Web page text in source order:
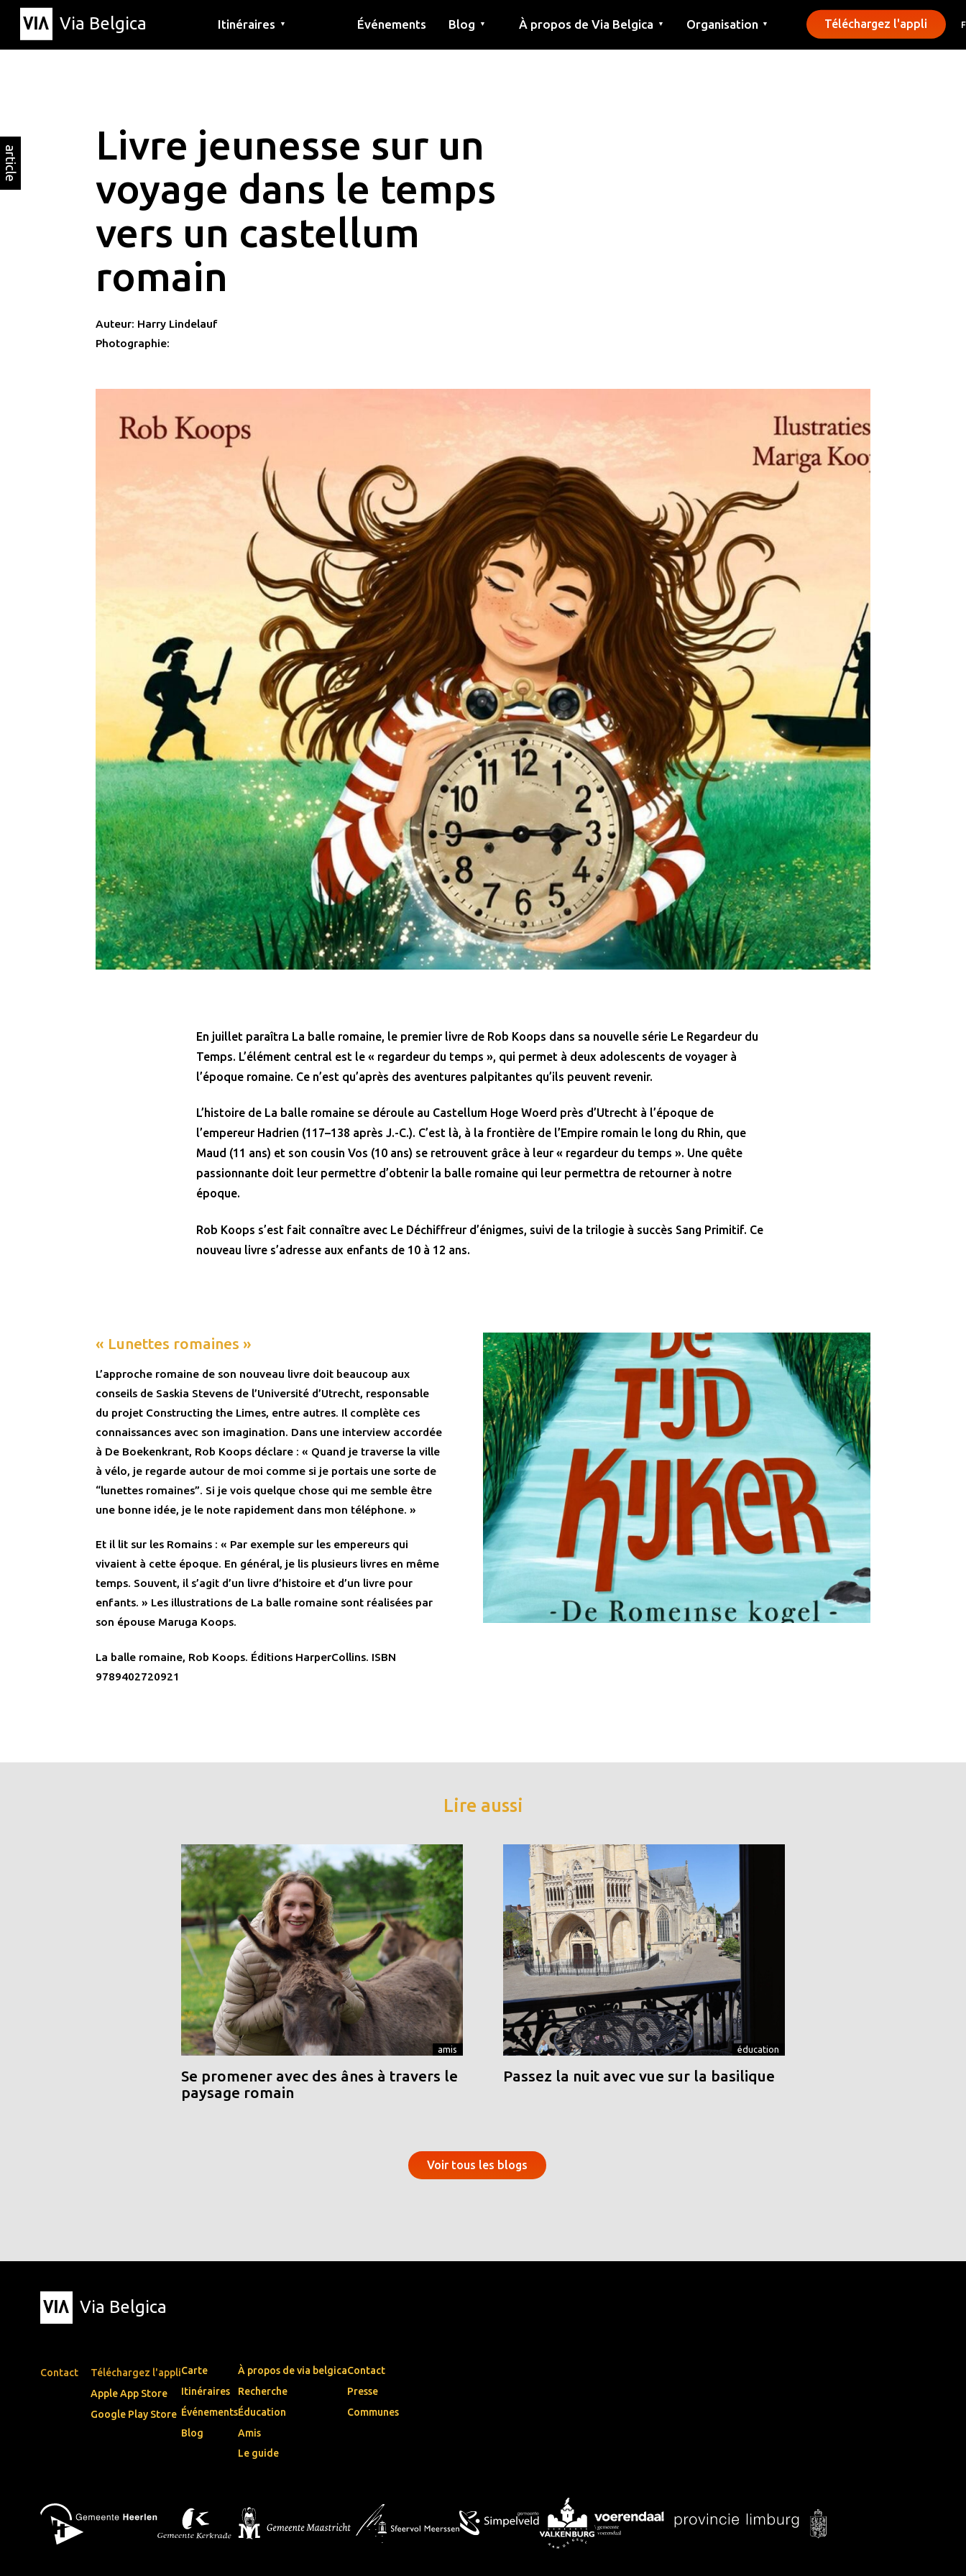
Via Belgica Itinéraires ▼ Événements Blog ▼ À propos de Via Belgica ▼ Organisation ▼ Téléchargez l'appli
article
Livre jeunesse sur un
voyage dans le temps
vers un castellum
romain
Auteur: Harry Lindelauf
Photographie:
En juillet paraîtra La balle romaine, le premier livre de Rob Koops dans sa nouvelle série Le Regardeur du
Temps. L’élément central est le « regardeur du temps », qui permet à deux adolescents de voyager à
l’époque romaine. Ce n’est qu’après des aventures palpitantes qu’ils peuvent revenir.
L’histoire de La balle romaine se déroule au Castellum Hoge Woerd près d’Utrecht à l’époque de
l’empereur Hadrien (117–138 après J.-C.). C’est là, à la frontière de l’Empire romain le long du Rhin, que
Maud (11 ans) et son cousin Vos (10 ans) se retrouvent grâce à leur « regardeur du temps ». Une quête
passionnante doit leur permettre d’obtenir la balle romaine qui leur permettra de retourner à notre
époque.
Rob Koops s’est fait connaître avec Le Déchiffreur d’énigmes, suivi de la trilogie à succès Sang Primitif. Ce
nouveau livre s’adresse aux enfants de 10 à 12 ans.
« Lunettes romaines »
L’approche romaine de son nouveau livre doit beaucoup aux
conseils de Saskia Stevens de l’Université d’Utrecht, responsable
du projet Constructing the Limes, entre autres. Il complète ces
connaissances avec son imagination. Dans une interview accordée
à De Boekenkrant, Rob Koops déclare : « Quand je traverse la ville
à vélo, je regarde autour de moi comme si je portais une sorte de
“lunettes romaines”. Si je vois quelque chose qui me semble être
une bonne idée, je le note rapidement dans mon téléphone. »
Et il lit sur les Romains : « Par exemple sur les empereurs qui
vivaient à cette époque. En général, je lis plusieurs livres en même
temps. Souvent, il s’agit d’un livre d’histoire et d’un livre pour
enfants. » Les illustrations de La balle romaine sont réalisées par
son épouse Maruga Koops.
La balle romaine, Rob Koops. Éditions HarperCollins. ISBN
9789402720921
Lire aussi
amis
Se promener avec des ânes à travers le
paysage romain
éducation
Passez la nuit avec vue sur la basilique
Voir tous les blogs
Via Belgica
Contact
Téléchargez l'appli
Apple App Store
Google Play Store
Carte
Itinéraires
Événements
Blog
À propos de via belgica
Recherche
Éducation
Amis
Le guide
Contact
Presse
Communes